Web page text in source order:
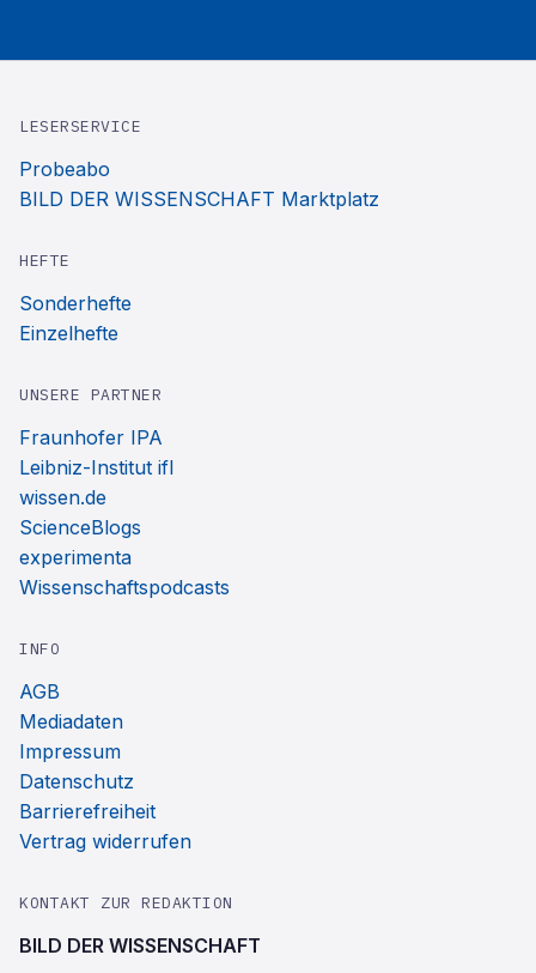
LESERSERVICE
Probeabo
BILD DER WISSENSCHAFT Marktplatz
HEFTE
Sonderhefte
Einzelhefte
UNSERE PARTNER
Fraunhofer IPA
Leibniz-Institut ifl
wissen.de
ScienceBlogs
experimenta
Wissenschaftspodcasts
INFO
AGB
Mediadaten
Impressum
Datenschutz
Barrierefreiheit
Vertrag widerrufen
KONTAKT ZUR REDAKTION
BILD DER WISSENSCHAFT